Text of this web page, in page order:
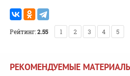
Рейтинг:2.55 1 2 3 4 5
РЕКОМЕНДУЕМЫЕ